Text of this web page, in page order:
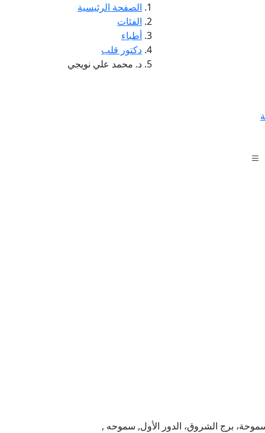
الصفحة الرئيسية
الفئات
أطباء
دكتور قلب
د. محمد علي نويجي
سموحة، برج الشروق، الدور الأول, سموحه ,